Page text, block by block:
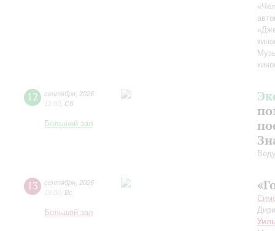
12 сентября 2026
12:00 Сб
Большой зал
13 сентября 2026
19:00 Вс
Большой зал